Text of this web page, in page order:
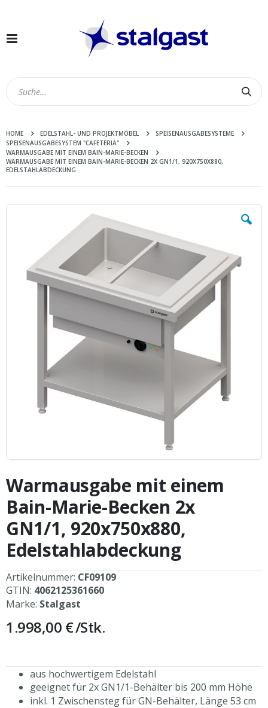
Navigation
HOME EDELSTAHL- UND PROJEKTMÖBEL
SPEISENAUSGABESYSTEME
SPEISENAUSGABESYSTEM "CAFETERIA"
WARMAUSGABE MIT EINEM BAIN-MARIE-BECKEN
WARMAUSGABE MIT EINEM BAIN-MARIE-BECKEN 2X GN1/1, 920X750X880,
EDELSTAHLABDECKUNG
Zum
Anfang
der
Bildergalerie
springen
Warmausgabe mit einem
Bain-Marie-Becken 2x
GN1/1, 920x750x880,
Edelstahlabdeckung
Artikelnummer: CF09109
GTIN: 4062125361660
Marke: Stalgast
1.998,00 €/Stk.
aus hochwertigem Edelstahl
geeignet für 2x GN1/1-Behälter bis 200 mm Höhe
inkl. 1 Zwischensteg für GN-Behälter, Länge 53 cm